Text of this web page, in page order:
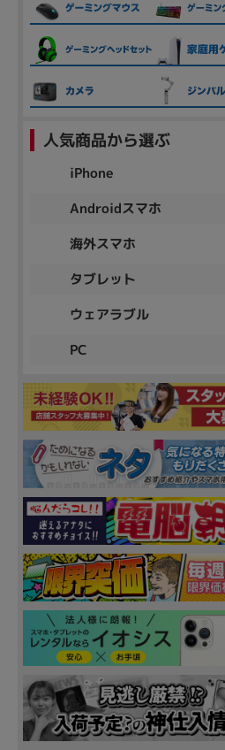
人気商品から選ぶ
iPhone
Androidスマホ
海外スマホ
タブレット
ウェアラブル
PC